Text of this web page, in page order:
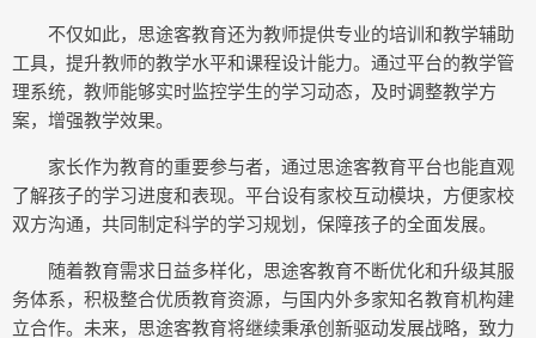
不仅如此，思途客教育还为教师提供专业的培训和教学辅助
工具，提升教师的教学水平和课程设计能力。通过平台的教学管
理系统，教师能够实时监控学生的学习动态，及时调整教学方
案，增强教学效果。
家长作为教育的重要参与者，通过思途客教育平台也能直观
了解孩子的学习进度和表现。平台设有家校互动模块，方便家校
双方沟通，共同制定科学的学习规划，保障孩子的全面发展。
随着教育需求日益多样化，思途客教育不断优化和升级其服
务体系，积极整合优质教育资源，与国内外多家知名教育机构建
立合作。未来，思途客教育将继续秉承创新驱动发展战略，致力